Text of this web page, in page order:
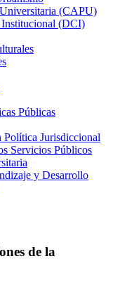
(CAPU)
(DCI)
Públicas
Política Jurisdiccional
Servicios Públicos
y Desarrollo
de la